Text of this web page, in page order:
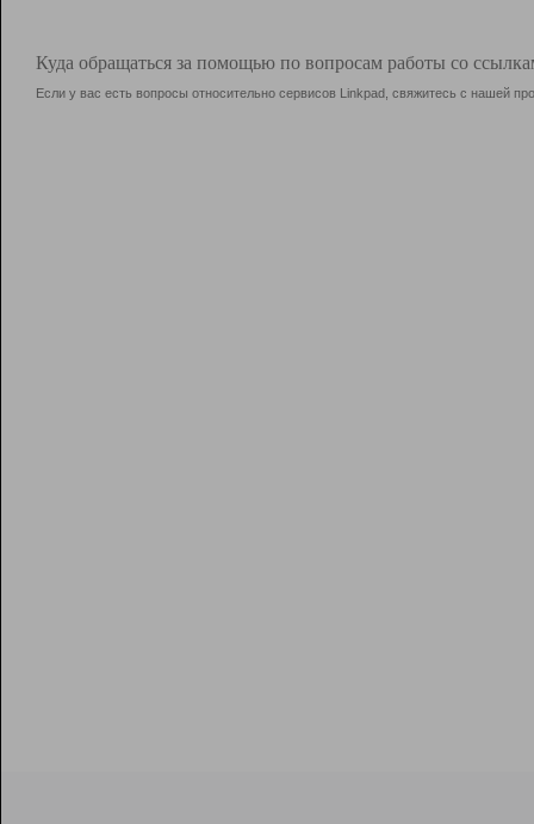
Куда обращаться за помощью по вопросам работы со
Если у вас есть вопросы относительно сервисов Linkpad, свяжитесь с нашей